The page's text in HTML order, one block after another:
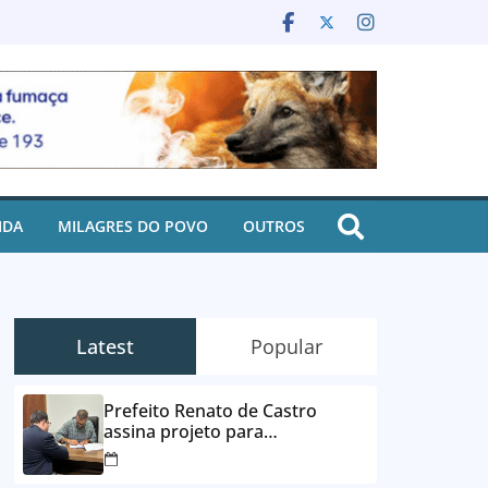
MILAGRES DO POVO OUTROS
Latest Popular
Prefeito Renato de Castro
assina projeto para
desbloqueio de contas e
parcelamento de dívidas em até